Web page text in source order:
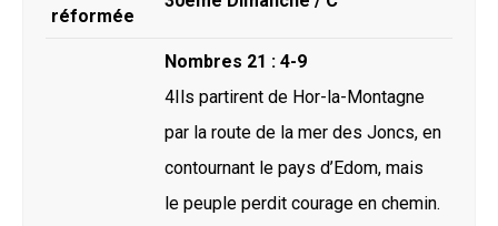
réformée
Nombres 21 : 4-9
4Ils partirent de Hor-la-Montagne
par la route de la mer des Joncs, en
contournant le pays d’Edom, mais
le peuple perdit courage en chemin.